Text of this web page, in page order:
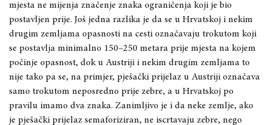
mjesta ne mijenja značenje znaka ograničenja koji je bio
postavljen prije. Još jedna razlika je da se u Hrvatskoj i nekim
drugim zemljama opasnosti na cesti označavaju trokutom koji
se postavlja minimalno 150–250 metara prije mjesta na kojem
počinje opasnost, dok u Austriji i nekim drugim zemljama to
nije tako pa se, na primjer, pješački prijelaz u Austriji označava
samo trokutom neposredno prije zebre, a u Hrvatskoj po
pravilu imamo dva znaka. Zanimljivo je i da neke zemlje, ako
je pješački prijelaz semaforiziran, ne iscrtavaju zebre, nego